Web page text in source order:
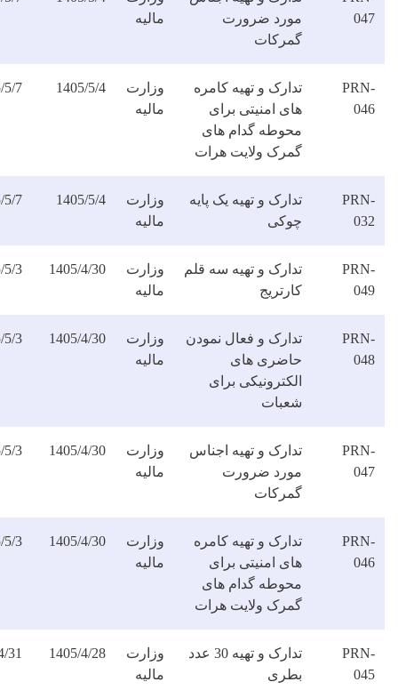
ضرورت
مالیه
و تهیه کامره
امنیتی برای
ولایت هرات
وزارت
مالیه
1405/5/4
1405/5/7
دانلود
و تهیه یک پایه
وزارت
1405/5/4
1405/5/7
دانلود
و تهیه سه قلم
وزارت
مالیه
1405/4/30
1405/5/3
دانلود
و فعال نمودن
های
وزارت
مالیه
1405/4/30
1405/5/3
دانلود
و تهیه اجناس
ضرورت
وزارت
مالیه
1405/4/30
1405/5/3
دانلود
و تهیه کامره
امنیتی برای
ولایت هرات
وزارت
مالیه
1405/4/30
1405/5/3
دانلود
تدارک و تهیه 30 عدد
وزارت
1405/4/28
1405/4/31
دانلود